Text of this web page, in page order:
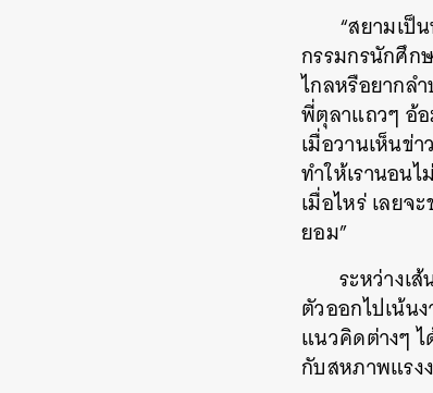
“สยามเป็
กรรมกรนักศึก
ไกลหรือยากล
พี่ตุลาแถวๆ อ้
เมื่อวานเห็นข่
ทำให้เรานอน
เมื่อไหร่ เลย
ยอม”
ระหว่างเ
ตัวออกไปเน้น
แนวคิดต่างๆ ไ
กับสหภาพแรง